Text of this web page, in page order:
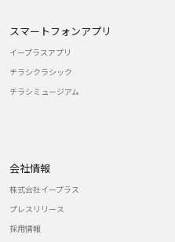
スマートフォンアプリ
イープラスアプリ
チラシクラシック
チラシミュージアム
会社情報
株式会社イープラス
プレスリリース
採用情報